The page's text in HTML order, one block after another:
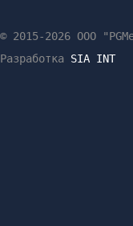
© 2015-2026 ООО
Разработка SIA INT